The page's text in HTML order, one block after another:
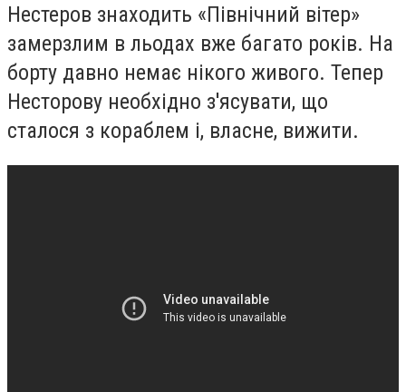
Нестеров знаходить «Північний вітер»
замерзлим в льодах вже багато років. На
борту давно немає нікого живого. Тепер
Несторову необхідно з'ясувати, що
сталося з кораблем і, власне, вижити.